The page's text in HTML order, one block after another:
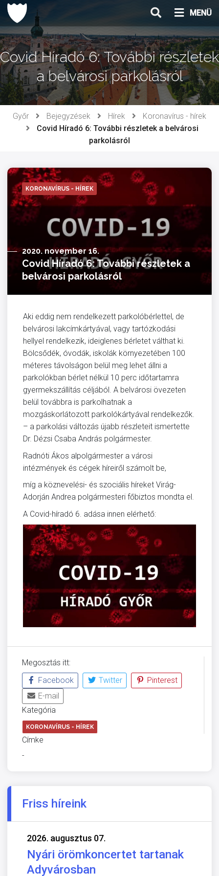
Ugrás
tartalomhoz
MENÜ
Covid Híradó 6: További részletek
a belvárosi parkolásról
Győr Bejegyzések Hírek
Koronavírus - hírek
Covid Híradó 6: További részletek a belvárosi
parkolásról
KORONAVÍRUS - HÍREK
2020. november 16.
Covid Híradó 6: További részletek a
belvárosi parkolásról
Aki eddig nem rendelkezett parkolóbérlettel, de
belvárosi lakcímkártyával, vagy tartózkodási
hellyel rendelkezik, ideiglenes bérletet válthat ki.
Bölcsődék, óvodák, iskolák környezetében 100
méteres távolságon belül meg lehet állni a
parkolókban bérlet nélkül 10 perc időtartamra
gyermekszállítás céljából. A belvárosi övezeten
belül továbbra is parkolhatnak a
mozgáskorlátozott parkolókártyával rendelkezők.
– a parkolási változás újabb részleteit ismertette
Dr. Dézsi Csaba András polgármester.
Radnóti Ákos alpolgármester a városi
intézmények és cégek híreiről számolt be,
míg a köznevelési- és szociális híreket Virág-
Adorján Andrea polgármesteri főbiztos mondta el.
A Covid-híradó 6. adása innen elérhető:
Megosztás itt:
Facebook
Twitter
Pinterest
E-mail
Kategória
KORONAVÍRUS - HÍREK
Címke
-
Friss híreink
2026. augusztus 07.
Nyári örömkoncertet tartanak
Adyvárosban